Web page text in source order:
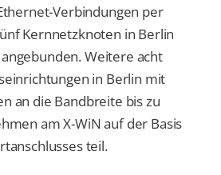
Verbindungen per
Kernnetzknoten in Berlin
Weitere acht
in Berlin mit
an die Bandbreite bis zu
am X-WiN auf der Basis
teil.